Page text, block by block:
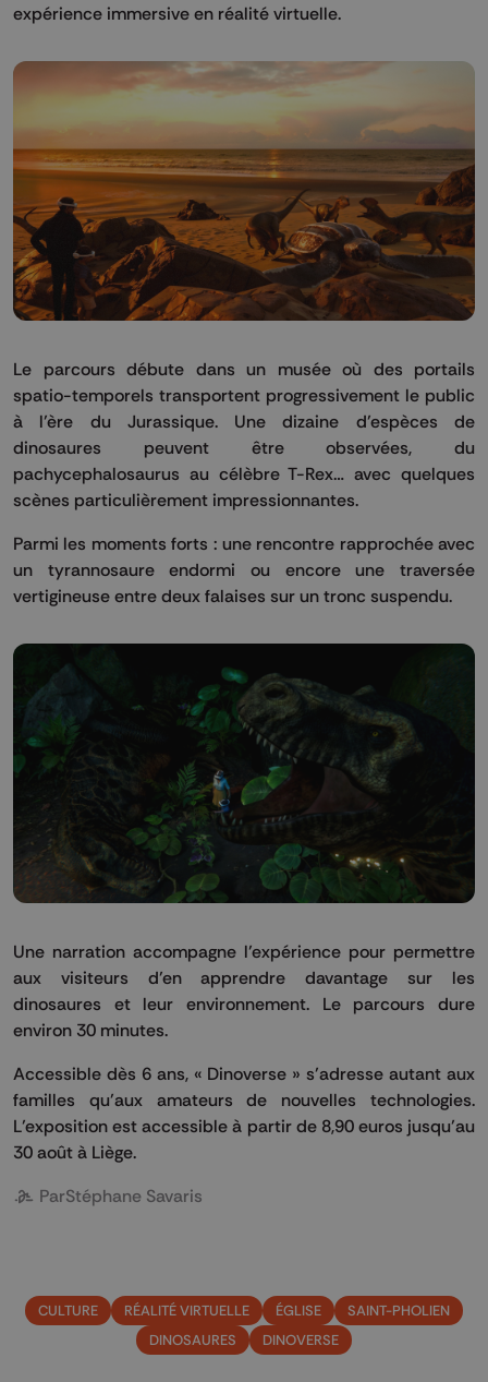
expérience immersive en réalité virtuelle.
Le parcours débute dans un musée où des portails
spatio-temporels transportent progressivement le public
à l’ère du Jurassique. Une dizaine d’espèces de
dinosaures peuvent être observées, du
pachycephalosaurus au célèbre T-Rex… avec quelques
scènes particulièrement impressionnantes.
Parmi les moments forts : une rencontre rapprochée avec
un tyrannosaure endormi ou encore une traversée
vertigineuse entre deux falaises sur un tronc suspendu.
Une narration accompagne l’expérience pour permettre
aux visiteurs d’en apprendre davantage sur les
dinosaures et leur environnement. Le parcours dure
environ 30 minutes.
Accessible dès 6 ans, « Dinoverse » s’adresse autant aux
familles qu’aux amateurs de nouvelles technologies.
L’exposition est accessible à partir de 8,90 euros jusqu’au
30 août à Liège.
ParStéphane Savaris
CULTURE RÉALITÉ VIRTUELLE ÉGLISE
SAINT-PHOLIEN
DINOSAURES
DINOVERSE